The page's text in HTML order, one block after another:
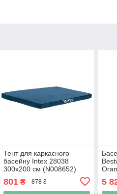
Тент для каркасного
басейну Intex 28038
300х200 см (N008652)
801₴ 878 ₴ 5